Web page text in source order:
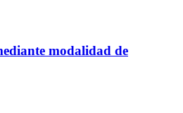
modalidad de